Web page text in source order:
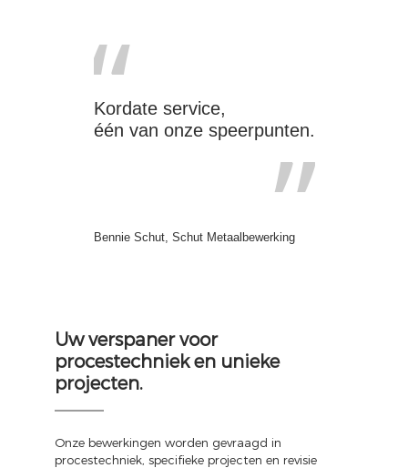
“
Kordate service,
één van onze speerpunten.
”
Bennie Schut, Schut Metaalbewerking
Uw verspaner voor
procestechniek en unieke
projecten.
Onze bewerkingen worden gevraagd in
procestechniek, specifieke projecten en revisie